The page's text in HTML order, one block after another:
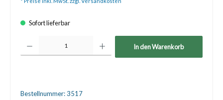
Sofort lieferbar
In den Warenkorb
Bestellnummer:3517